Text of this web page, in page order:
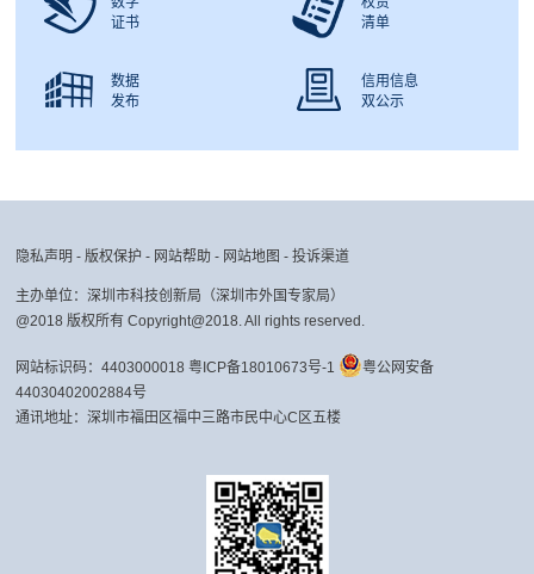
证书
清单
数据
发布
信用信息
双公示
隐私声明 -版权保护 - 网站帮助 - 网站地图 -投诉渠道
主办单位：深圳市科技创新局（深圳市外国专家局）
@2018 版权所有 Copyright@2018. All rights reserved.
网站标识码：4403000018粤ICP备18010673号-1
粤公网安备
44030402002884号
通讯地址：深圳市福田区福中三路市民中心C区五楼